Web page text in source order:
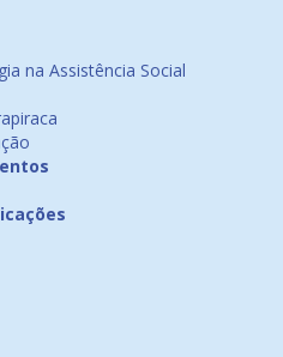
na Assistência Social